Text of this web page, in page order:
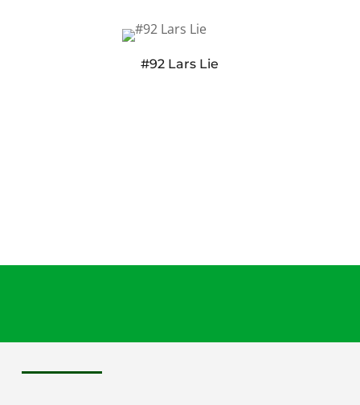
#92 Lars Lie